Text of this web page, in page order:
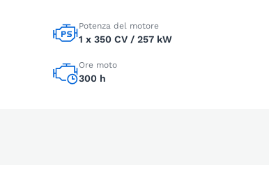
Potenza del motore
1 x 350 CV / 257 kW
Ore moto
300 h